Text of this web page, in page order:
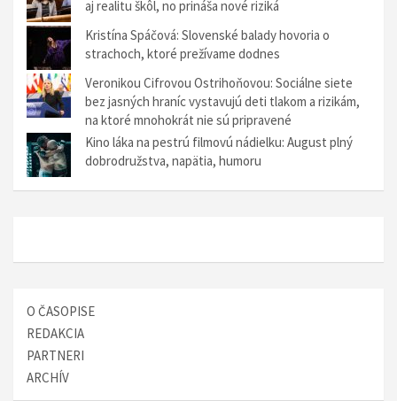
aj realitu škôl, no prináša nové riziká
Kristína Spáčová: Slovenské balady hovoria o
strachoch, ktoré prežívame dodnes
Veronikou Cifrovou Ostrihoňovou: Sociálne siete
bez jasných hraníc vystavujú deti tlakom a rizikám,
na ktoré mnohokrát nie sú pripravené
Kino láka na pestrú filmovú nádielku: August plný
dobrodružstva, napätia, humoru
O ČASOPISE
REDAKCIA
PARTNERI
ARCHÍV